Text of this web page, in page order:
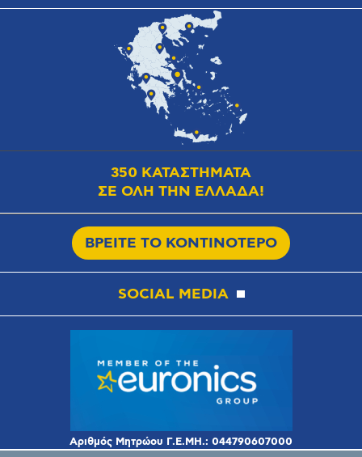
350 ΚΑΤΑΣΤΗΜΑΤΑ
ΣΕ ΟΛΗ ΤΗΝ ΕΛΛΑΔΑ!
ΒΡΕΙΤΕ ΤΟ ΚΟΝΤΙΝΟΤΕΡΟ
SOCIAL MEDIA